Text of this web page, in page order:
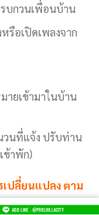
บกวนเพื่อนบ้าน
รือเปิดเพลงจาก
ายเข้ามาในบ้าน
วนที่แจ้ง ปรับท่าน
ข้าพัก)
เปลี่ยนแปลง ตาม